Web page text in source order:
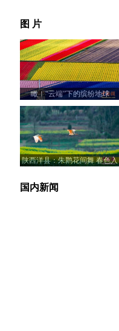
图 片
瞰！“云端”下的缤纷地球
陕西洋县：朱鹮花间舞 春色入
国内新闻